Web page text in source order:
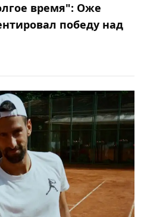
время": Оже
победу над